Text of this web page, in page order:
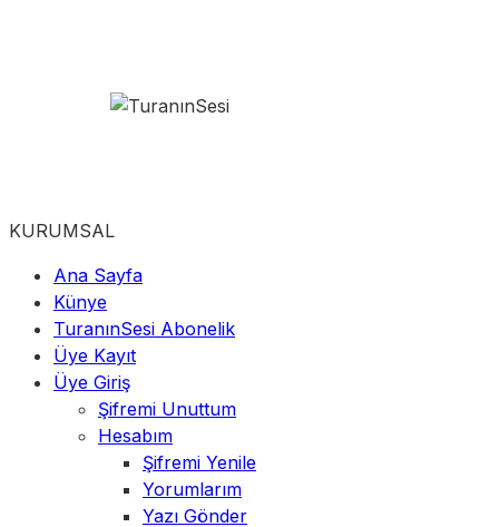
KURUMSAL
Ana Sayfa
Künye
TuranınSesi Abonelik
Üye Kayıt
Üye Giriş
Şifremi Unuttum
Hesabım
Şifremi Yenile
Yorumlarım
Yazı Gönder